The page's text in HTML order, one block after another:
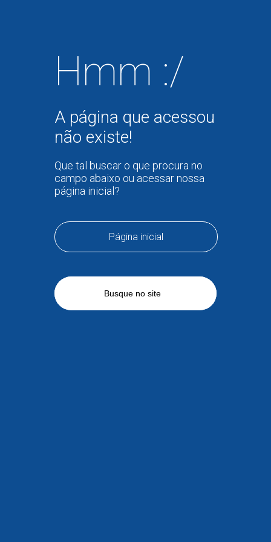
Hmm :/
A página que acessou
não existe!
Que tal buscar o que procura no
campo abaixo ou acessar nossa
página inicial?
Página inicial